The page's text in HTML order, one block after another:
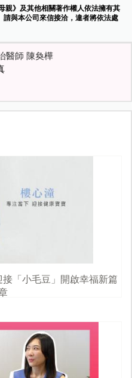
親》及其他相關著作權人依法擁有其
與本公司來信接洽，違者將依法處
醫師 陳奐樺
「小毛豆」開啟幸福新篇